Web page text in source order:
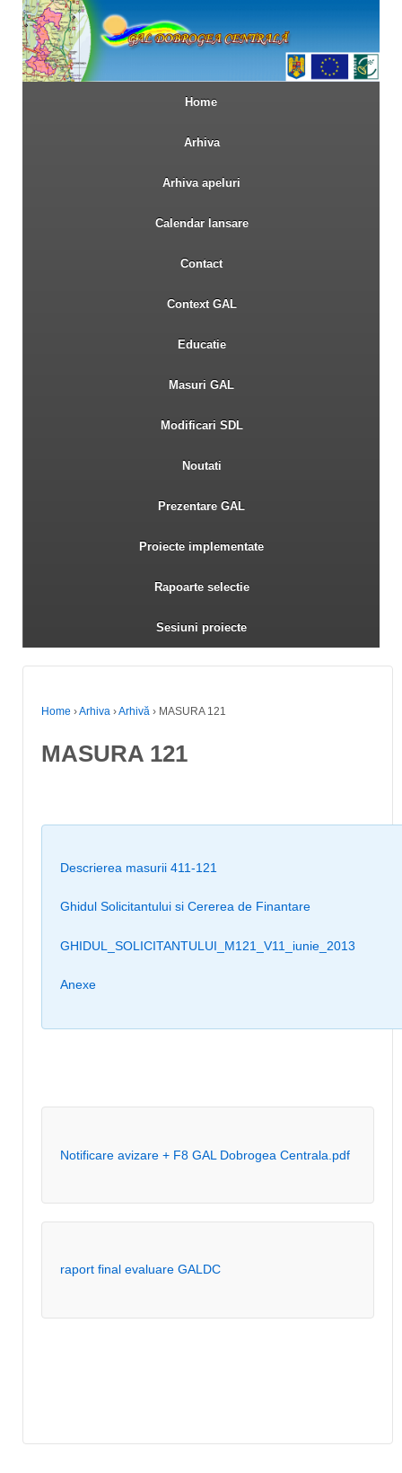
Home
Arhiva
Arhiva apeluri
Calendar lansare
Contact
Context GAL
Educatie
Masuri GAL
Modificari SDL
Noutati
Prezentare GAL
Proiecte implementate
Rapoarte selectie
Sesiuni proiecte
Home ›Arhiva ›Arhivă › MASURA 121
MASURA 121
Descrierea masurii 411-121
Ghidul Solicitantului si Cererea de Finantare
GHIDUL_SOLICITANTULUI_M121_V11_iunie_2013
Anexe
Notificare avizare + F8 GAL Dobrogea Centrala.pdf
raport final evaluare GALDC